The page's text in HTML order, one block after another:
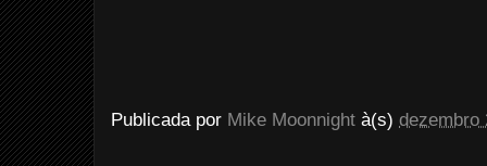
Publicada por Mike Moonnight à(s) dezembro